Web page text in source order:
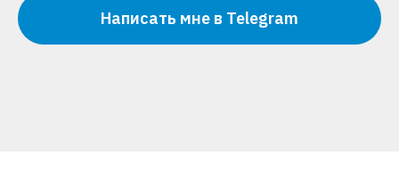
Написать мне в Telegram